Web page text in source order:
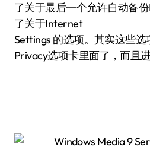
了关于最后一个允许自动备
了关于Internet
Settings 的选项。其实这些
Privacy选项卡里面了，而且进